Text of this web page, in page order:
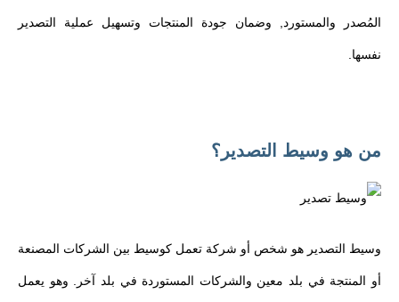
المُصدر والمستورد, وضمان جودة المنتجات وتسهيل عملية التصدير
نفسها.
من هو وسيط التصدير؟
وسيط التصدير هو شخص أو شركة تعمل كوسيط بين الشركات المصنعة
أو المنتجة في بلد معين والشركات المستوردة في بلد آخر. وهو يعمل